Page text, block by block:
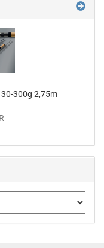
300g 2,75m